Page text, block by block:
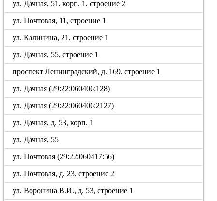
ул. Дачная, 51, корп. 1, строение 2
ул. Почтовая, 11, строение 1
ул. Калинина, 21, строение 1
ул. Дачная, 55, строение 1
проспект Ленинградский, д. 169, строение 1
ул. Дачная (29:22:060406:128)
ул. Дачная (29:22:060406:2127)
ул. Дачная, д. 53, корп. 1
ул. Дачная, 55
ул. Почтовая (29:22:060417:56)
ул. Почтовая, д. 23, строение 2
ул. Воронина В.И., д. 53, строение 1